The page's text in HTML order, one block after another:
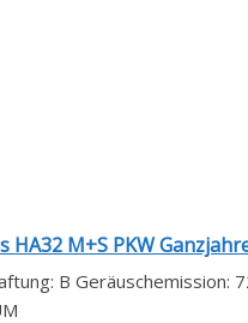
HA32 M+S PKW
B Geräuschemission: